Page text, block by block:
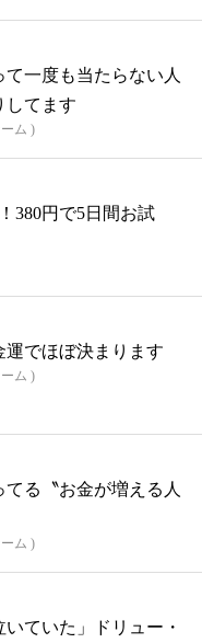
て一度も当たらない人
してます
ム )
380円で5日間お試
でほぼ決まります
ム )
てる〝お金が増える人
ム )
ていた」ドリュー・